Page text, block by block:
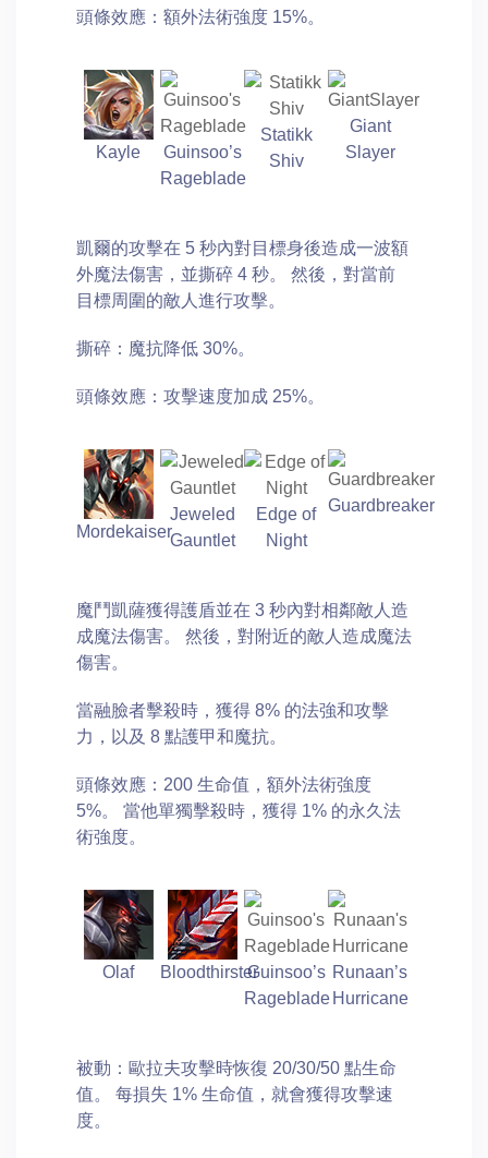
頭條效應：額外法術強度 15%。
Kayle
Guinsoo’s
Rageblade
Statikk
Shiv
Giant
Slayer
凱爾的攻擊在 5 秒內對目標身後造成一波額
外魔法傷害，並撕碎 4 秒。 然後，對當前
目標周圍的敵人進行攻擊。
撕碎：魔抗降低 30%。
頭條效應：攻擊速度加成 25%。
Mordekaiser
Jeweled
Gauntlet
Edge of
Night
Guardbreaker
魔鬥凱薩獲得護盾並在 3 秒內對相鄰敵人造
成魔法傷害。 然後，對附近的敵人造成魔法
傷害。
當融臉者擊殺時，獲得 8% 的法強和攻擊
力，以及 8 點護甲和魔抗。
頭條效應：200 生命值，額外法術強度
5%。 當他單獨擊殺時，獲得 1% 的永久法
術強度。
Olaf BloodthirsterGuinsoo’s
Rageblade
Runaan’s
Hurricane
被動：歐拉夫攻擊時恢復 20/30/50 點生命
值。 每損失 1% 生命值，就會獲得攻擊速
度。